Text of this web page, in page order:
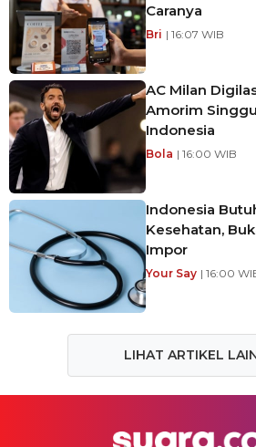
Caranya
Bri | 16:07 WIB
AC Milan
Amorim
Indonesia
Bola | 16:00 WIB
Indonesia
Kesehatan,
Impor
Your Say | 16:00
LIHAT ARTIKEL